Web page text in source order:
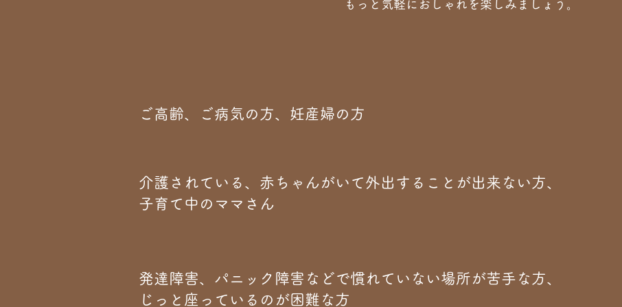
もっと気軽におしゃれを楽しみましょう。
​ご高齢、ご病気の方、妊産婦の方
​介護されている、赤ちゃんがいて外出することが出来ない方、
子育て中のママさん
​発達障害、パニック障害などで慣れていない場所が苦手な方​、
じっと座っているのが困難な方